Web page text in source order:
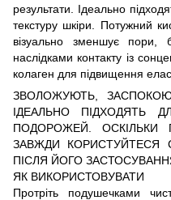
результати. Ідеально
текстуру шкіри. Потужний
візуально зменшує пори,
наслідками контакту із
колаген для підвищення
ЗВОЛОЖУЮТЬ,
ІДЕАЛЬНО ПІДХОДЯТЬ
ПОДОРОЖЕЙ. ОСКІЛЬКИ
ЗАВЖДИ КОРИСТУЙТЕСЯ
ПІСЛЯ ЙОГО
ЯК ВИКОРИСТОВУВАТИ
Протріть подушечками